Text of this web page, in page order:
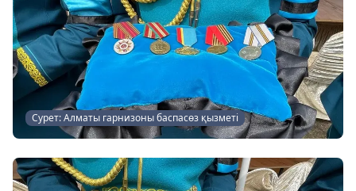
Сурет: Алматы гарнизоны баспасөз қызметі